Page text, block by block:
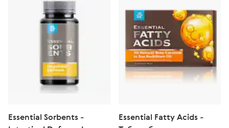
Essential Sorbents -
Essential Fatty Acids -